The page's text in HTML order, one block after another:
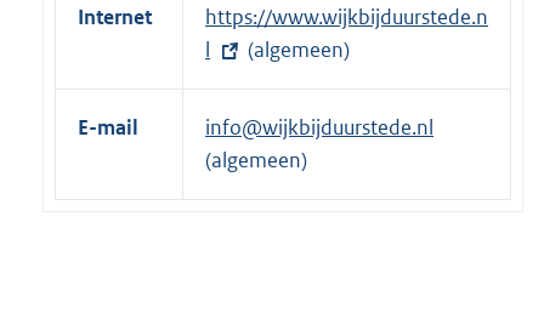
k
:
Internet
E
x
t
e
r
n
e
https://www.wijkbijduurstede.n
l
(algemeen)
E-mail
info@wijkbijduurstede.nl
(algemeen)